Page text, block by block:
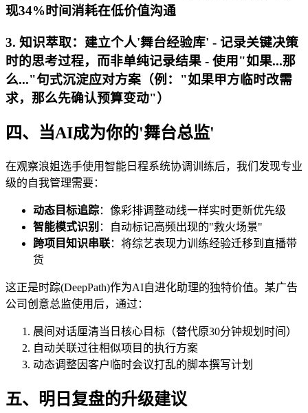
现34%时间消耗在低价值沟通
3. 知识萃取：建立个人'舞台经验库' - 记录关键决策
时的思考过程，而非单纯记录结果 - 使用"如果...那
么..."句式沉淀应对方案（例："如果甲方临时改需
求，那么先确认预算变动"）
四、当AI成为你的'舞台总监'
在观察浪姐选手使用智能日程系统协调训练后，我们发现专业
级的自我管理需要：
动态目标追踪：像彩排调整动线一样实时更新优先级
智能模式识别 ：自动标记高频出现的"救火场景"
跨项目知识串联：将综艺表现力训练经验迁移到直播带
货
这正是时踪(DeepPath)作为AI自进化助理的独特价值。某广告
公司创意总监使用后，通过：
晨间对话厘清当日核心目标（替代原30分钟规划时间）
自动关联过往相似项目的执行方案
动态调整因客户临时会议打乱的脚本撰写计划
五、明日复盘的升级建议